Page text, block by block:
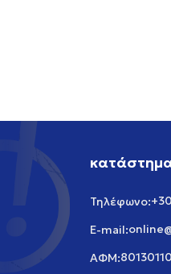
Τηλέφωνο:
E-mail:
ΑΦΜ: